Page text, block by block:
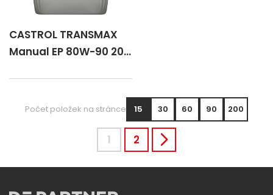
CASTROL TRANSMAX
Manual EP 80W-90 20
Počet položek na stránce 15 30 60 90 200
1 2